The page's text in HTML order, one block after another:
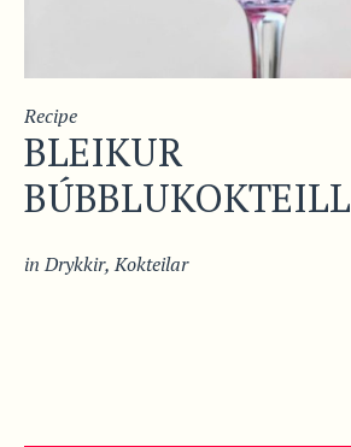
Recipe
BLEIKUR
BÚBBLUKOKTEILL
inDrykkir,Kokteilar